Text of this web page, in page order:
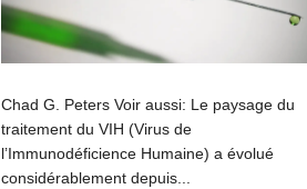
Chad G. Peters Voir aussi: Le paysage du
traitement du VIH (Virus de
l’Immunodéficience Humaine) a évolué
considérablement depuis...